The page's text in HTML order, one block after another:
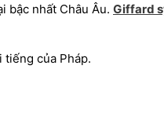
bậc nhất Châu Âu. Giffard
của Pháp.